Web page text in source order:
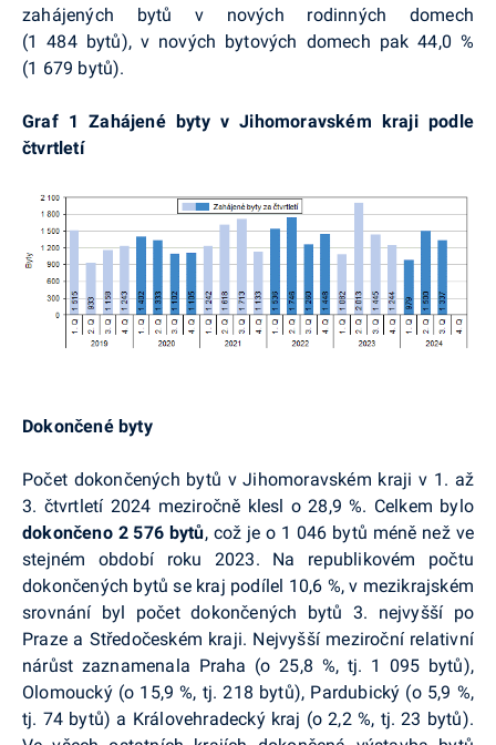
zahájených bytů v nových rodinných domech
(1 484 bytů), v nových bytových domech pak 44,0 %
(1 679 bytů).
Graf 1 Zahájené byty v Jihomoravském kraji podle
čtvrtletí
Dokončené byty
Počet dokončených bytů v Jihomoravském kraji v 1. až
3. čtvrtletí 2024 meziročně klesl o 28,9 %. Celkem bylo
dokončeno 2 576 bytů, což je o 1 046 bytů méně než ve
stejném období roku 2023. Na republikovém počtu
dokončených bytů se kraj podílel 10,6 %, v mezikrajském
srovnání byl počet dokončených bytů 3. nejvyšší po
Praze a Středočeském kraji. Nejvyšší meziroční relativní
nárůst zaznamenala Praha (o 25,8 %, tj. 1 095 bytů),
Olomoucký (o 15,9 %, tj. 218 bytů), Pardubický (o 5,9 %,
tj. 74 bytů) a Královehradecký kraj (o 2,2 %, tj. 23 bytů).